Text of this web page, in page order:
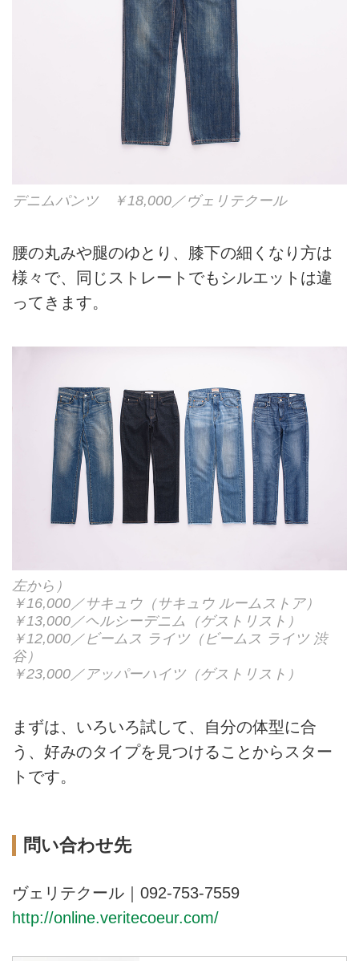
デニムパンツ ￥18,000／ヴェリテクール
腰の丸みや腿のゆとり、膝下の細くなり方は
様々で、同じストレートでもシルエットは違
ってきます。
左から）
￥16,000／サキュウ（サキュウ ルームストア）
￥13,000／ヘルシーデニム（ゲストリスト）
￥12,000／ビームス ライツ（ビームス ライツ 渋
谷）
￥23,000／アッパーハイツ（ゲストリスト）
まずは、いろいろ試して、自分の体型に合
う、好みのタイプを見つけることからスター
トです。
問い合わせ先
ヴェリテクール｜092-753-7559
http://online.veritecoeur.com/